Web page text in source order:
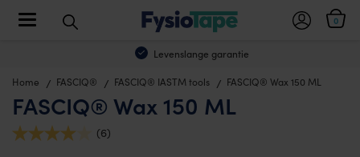
Levenslange garantie
0
Toggle navigation
Home FASCIQ® FASCIQ® IASTM tools FASCIQ® Wax 150 ML
FASCIQ® Wax 150 ML
(6)